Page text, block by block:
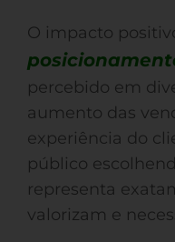
O impacto
percebido em
aumento das
experiência do
público
representa
valorizam e